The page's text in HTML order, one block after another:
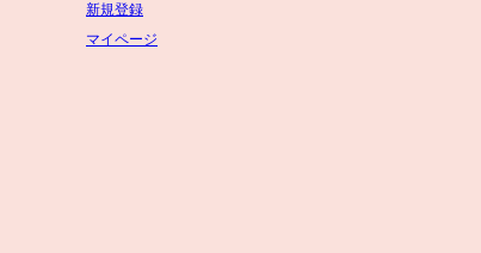
新規登録
マイページ